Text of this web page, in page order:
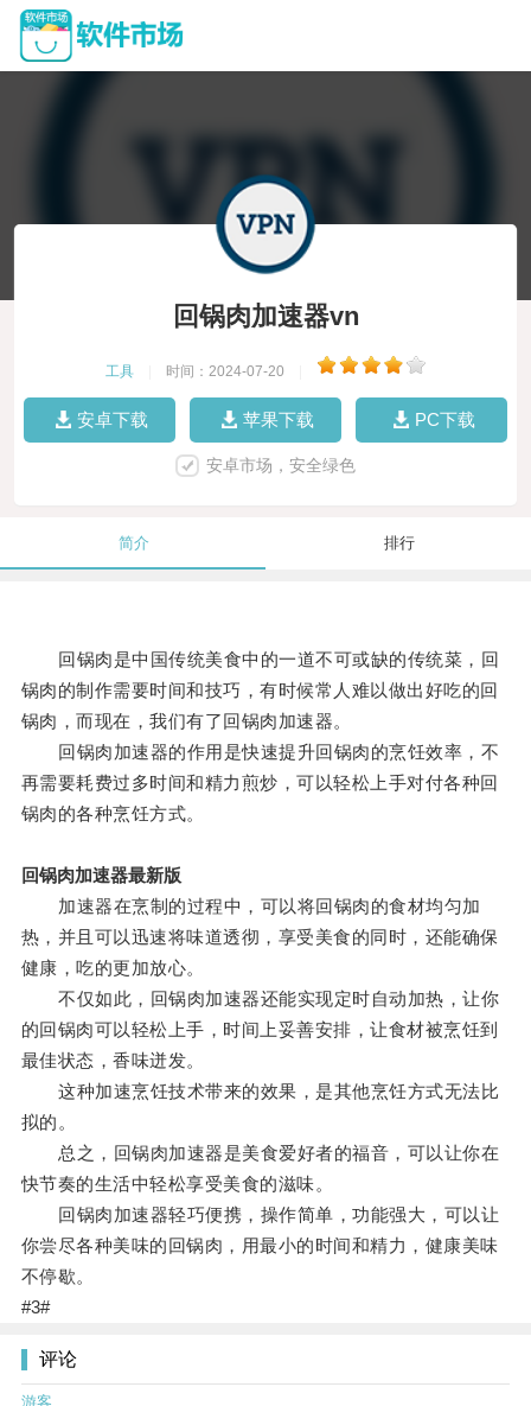
回锅肉加速器vn
工具 时间：2024-07-20
安卓下载 苹果下载 PC下载
安卓市场，安全绿色
简介 排行
回锅肉是中国传统美食中的一道不可或缺的传统菜，回
锅肉的制作需要时间和技巧，有时候常人难以做出好吃的回
锅肉，而现在，我们有了回锅肉加速器。
回锅肉加速器的作用是快速提升回锅肉的烹饪效率，不
再需要耗费过多时间和精力煎炒，可以轻松上手对付各种回
锅肉的各种烹饪方式。
回锅肉加速器最新版
加速器在烹制的过程中，可以将回锅肉的食材均匀加
热，并且可以迅速将味道透彻，享受美食的同时，还能确保
健康，吃的更加放心。
不仅如此，回锅肉加速器还能实现定时自动加热，让你
的回锅肉可以轻松上手，时间上妥善安排，让食材被烹饪到
最佳状态，香味迸发。
这种加速烹饪技术带来的效果，是其他烹饪方式无法比
拟的。
总之，回锅肉加速器是美食爱好者的福音，可以让你在
快节奏的生活中轻松享受美食的滋味。
回锅肉加速器轻巧便携，操作简单，功能强大，可以让
你尝尽各种美味的回锅肉，用最小的时间和精力，健康美味
不停歇。
#3#
评论
游客